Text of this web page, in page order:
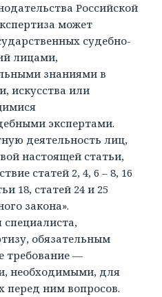
Российской
может
судебно-
лицами,
знаниями в
искусства или
экспертами.
деятельность лиц,
настоящей статьи,
статей 2, 4, 6 – 8, 16
18, статей 24 и 25
закона».
обязательным
требование —
необходимыми, для
перед ним вопросов.